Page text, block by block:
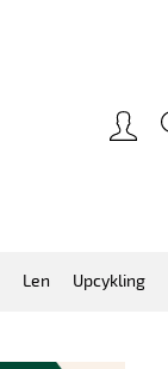
Len Upcykling